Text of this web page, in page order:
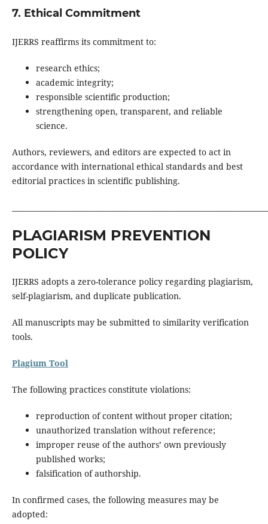
7. Ethical Commitment
IJERRS reaffirms its commitment to:
research ethics;
academic integrity;
responsible scientific production;
strengthening open, transparent, and reliable
science.
Authors, reviewers, and editors are expected to act in
accordance with international ethical standards and best
editorial practices in scientific publishing.
PLAGIARISM PREVENTION
POLICY
IJERRS adopts a zero-tolerance policy regarding plagiarism,
self-plagiarism, and duplicate publication.
All manuscripts may be submitted to similarity verification
tools.
Plagium Tool
The following practices constitute violations:
reproduction of content without proper citation;
unauthorized translation without reference;
improper reuse of the authors’ own previously
published works;
falsification of authorship.
In confirmed cases, the following measures may be
adopted: